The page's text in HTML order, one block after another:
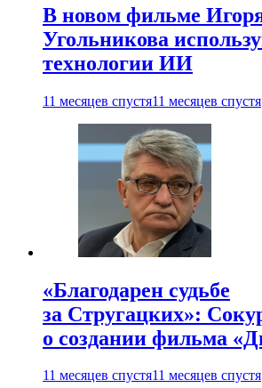
В новом фильме
Угольникова
технологии ИИ
11 месяцев спустя11 месяцев спустя
«Благодарен судьбе
за Стругацких»:
о создании фильма
11 месяцев спустя11 месяцев спустя